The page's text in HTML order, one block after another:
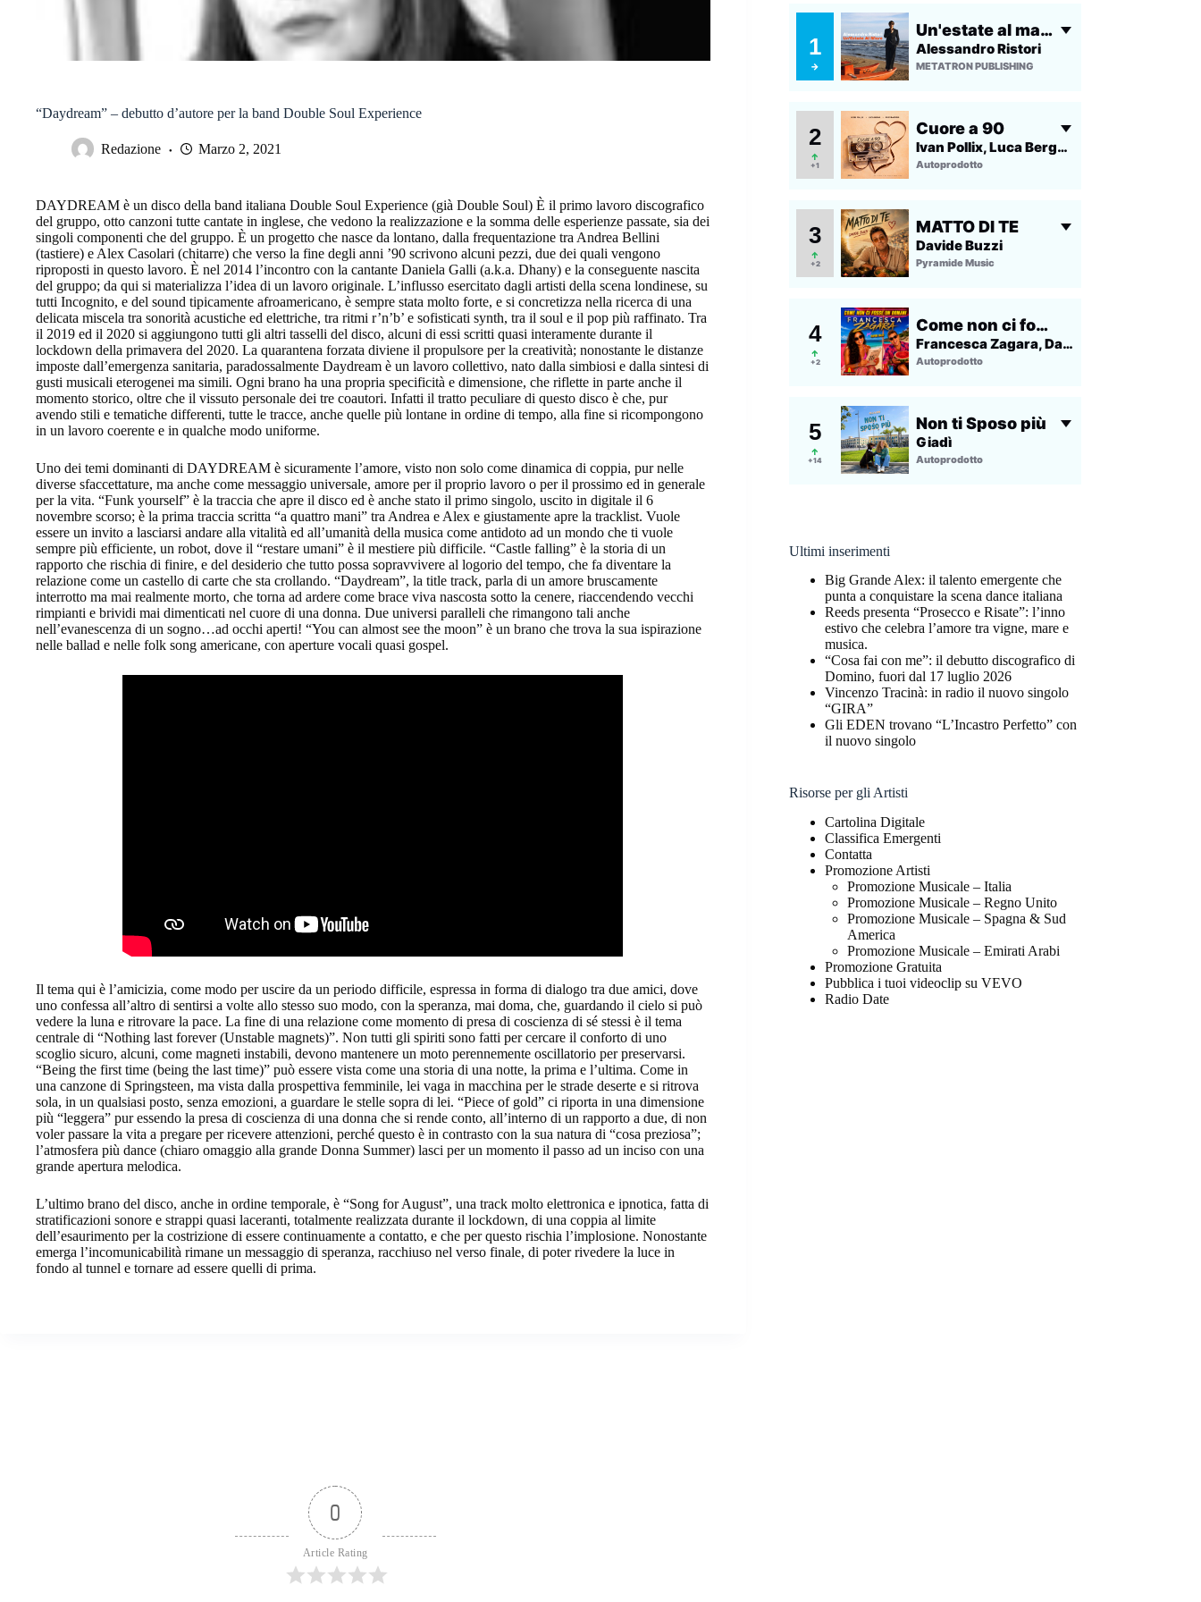
“Daydream” – debutto d’autore per la band Double Soul Experience
Redazione Marzo 2, 2021
DAYDREAM è un disco della band italiana Double Soul Experience (già Double Soul) È il primo lavoro discografico
del gruppo, otto canzoni tutte cantate in inglese, che vedono la realizzazione e la somma delle esperienze passate, sia dei
singoli componenti che del gruppo. È un progetto che nasce da lontano, dalla frequentazione tra Andrea Bellini
(tastiere) e Alex Casolari (chitarre) che verso la fine degli anni ’90 scrivono alcuni pezzi, due dei quali vengono
riproposti in questo lavoro. È nel 2014 l’incontro con la cantante Daniela Galli (a.k.a. Dhany) e la conseguente nascita
del gruppo; da qui si materializza l’idea di un lavoro originale. L’influsso esercitato dagli artisti della scena londinese, su
tutti Incognito, e del sound tipicamente afroamericano, è sempre stata molto forte, e si concretizza nella ricerca di una
delicata miscela tra sonorità acustiche ed elettriche, tra ritmi r’n’b’ e sofisticati synth, tra il soul e il pop più raffinato. Tra
il 2019 ed il 2020 si aggiungono tutti gli altri tasselli del disco, alcuni di essi scritti quasi interamente durante il
lockdown della primavera del 2020. La quarantena forzata diviene il propulsore per la creatività; nonostante le distanze
imposte dall’emergenza sanitaria, paradossalmente Daydream è un lavoro collettivo, nato dalla simbiosi e dalla sintesi di
gusti musicali eterogenei ma simili. Ogni brano ha una propria specificità e dimensione, che riflette in parte anche il
momento storico, oltre che il vissuto personale dei tre coautori. Infatti il tratto peculiare di questo disco è che, pur
avendo stili e tematiche differenti, tutte le tracce, anche quelle più lontane in ordine di tempo, alla fine si ricompongono
in un lavoro coerente e in qualche modo uniforme.
Uno dei temi dominanti di DAYDREAM è sicuramente l’amore, visto non solo come dinamica di coppia, pur nelle
diverse sfaccettature, ma anche come messaggio universale, amore per il proprio lavoro o per il prossimo ed in generale
per la vita. “Funk yourself” è la traccia che apre il disco ed è anche stato il primo singolo, uscito in digitale il 6
novembre scorso; è la prima traccia scritta “a quattro mani” tra Andrea e Alex e giustamente apre la tracklist. Vuole
essere un invito a lasciarsi andare alla vitalità ed all’umanità della musica come antidoto ad un mondo che ti vuole
sempre più efficiente, un robot, dove il “restare umani” è il mestiere più difficile. “Castle falling” è la storia di un
rapporto che rischia di finire, e del desiderio che tutto possa sopravvivere al logorio del tempo, che fa diventare la
relazione come un castello di carte che sta crollando. “Daydream”, la title track, parla di un amore bruscamente
interrotto ma mai realmente morto, che torna ad ardere come brace viva nascosta sotto la cenere, riaccendendo vecchi
rimpianti e brividi mai dimenticati nel cuore di una donna. Due universi paralleli che rimangono tali anche
nell’evanescenza di un sogno…ad occhi aperti! “You can almost see the moon” è un brano che trova la sua ispirazione
nelle ballad e nelle folk song americane, con aperture vocali quasi gospel.
Il tema qui è l’amicizia, come modo per uscire da un periodo difficile, espressa in forma di dialogo tra due amici, dove
uno confessa all’altro di sentirsi a volte allo stesso suo modo, con la speranza, mai doma, che, guardando il cielo si può
vedere la luna e ritrovare la pace. La fine di una relazione come momento di presa di coscienza di sé stessi è il tema
centrale di “Nothing last forever (Unstable magnets)”. Non tutti gli spiriti sono fatti per cercare il conforto di uno
scoglio sicuro, alcuni, come magneti instabili, devono mantenere un moto perennemente oscillatorio per preservarsi.
“Being the first time (being the last time)” può essere vista come una storia di una notte, la prima e l’ultima. Come in
una canzone di Springsteen, ma vista dalla prospettiva femminile, lei vaga in macchina per le strade deserte e si ritrova
sola, in un qualsiasi posto, senza emozioni, a guardare le stelle sopra di lei. “Piece of gold” ci riporta in una dimensione
più “leggera” pur essendo la presa di coscienza di una donna che si rende conto, all’interno di un rapporto a due, di non
voler passare la vita a pregare per ricevere attenzioni, perché questo è in contrasto con la sua natura di “cosa preziosa”;
l’atmosfera più dance (chiaro omaggio alla grande Donna Summer) lasci per un momento il passo ad un inciso con una
grande apertura melodica.
L’ultimo brano del disco, anche in ordine temporale, è “Song for August”, una track molto elettronica e ipnotica, fatta di
stratificazioni sonore e strappi quasi laceranti, totalmente realizzata durante il lockdown, di una coppia al limite
dell’esaurimento per la costrizione di essere continuamente a contatto, e che per questo rischia l’implosione. Nonostante
emerga l’incomunicabilità rimane un messaggio di speranza, racchiuso nel verso finale, di poter rivedere la luce in
fondo al tunnel e tornare ad essere quelli di prima.
Ultimi inserimenti
Big Grande Alex: il talento emergente che
punta a conquistare la scena dance italiana
Reeds presenta “Prosecco e Risate”: l’inno
estivo che celebra l’amore tra vigne, mare e
musica.
“Cosa fai con me”: il debutto discografico di
Domino, fuori dal 17 luglio 2026
Vincenzo Tracinà: in radio il nuovo singolo
“GIRA”
Gli EDEN trovano “L’Incastro Perfetto” con
il nuovo singolo
Risorse per gli Artisti
Cartolina Digitale
Classifica Emergenti
Contatta
Promozione Artisti
Promozione Musicale – Italia
Promozione Musicale – Regno Unito
Promozione Musicale – Spagna & Sud
America
Promozione Musicale – Emirati Arabi
Promozione Gratuita
Pubblica i tuoi videoclip su VEVO
Radio Date
0
Article Rating